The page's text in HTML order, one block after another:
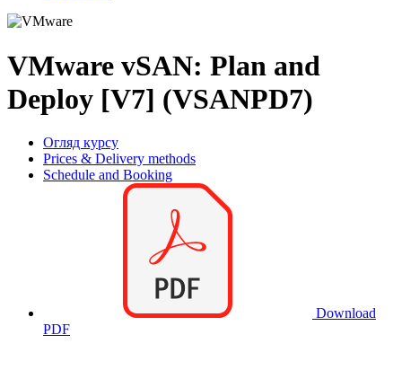
VMware vSAN: Plan and
Deploy [V7] (VSANPD7)
Огляд курсу
Prices & Delivery methods
Schedule and Booking
Download
PDF